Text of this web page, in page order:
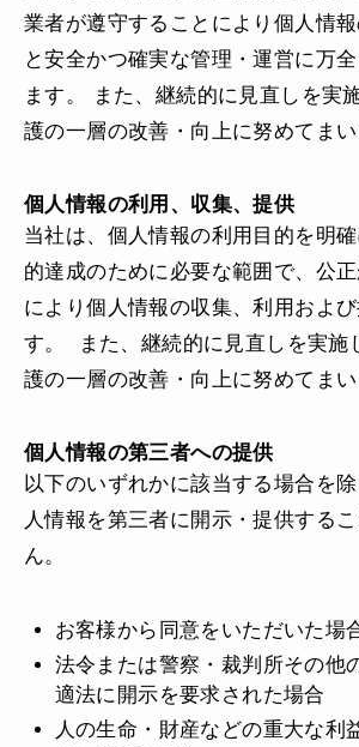
業者が遵守することにより個人情
と安全かつ確実な管理・運営に万
ます。 また、継続的に見直しを実
護の一層の改善・向上に努めてまい
個人情報の利用、収集、提供
当社は、個人情報の利用目的を明
的達成のために必要な範囲で、公
により個人情報の収集、利用およ
す。 また、継続的に見直しを実施
護の一層の改善・向上に努めてまい
個人情報の第三者への提供
以下のいずれかに該当する場合を
人情報を第三者に開示・提供する
ん。
お客様から同意をいただいた場
法令または警察・裁判所その他
適法に開示を要求された場合
人の生命・財産などの重大な利